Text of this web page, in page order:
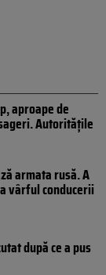
aproape de
Autoritățile
armata rusă. A
vârful conducerii
după ce a pus